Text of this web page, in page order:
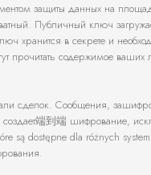
защиты данных на
Публичный ключ
хранится в секрете и
прочитать содержимое ваших
сделок. Сообщения,
создает端到端 шифрование,
są dostępne dla różnych system